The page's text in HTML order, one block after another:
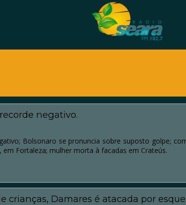
negativo.
Bolsonaro se pronuncia sobre suposto golpe;
Fortaleza; mulher morta à facadas em Crateús.
crianças, Damares é atacada por